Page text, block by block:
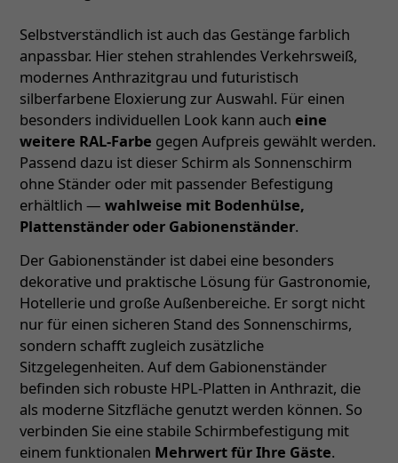
Selbstverständlich ist auch das Gestänge farblich
anpassbar. Hier stehen strahlendes Verkehrsweiß,
modernes Anthrazitgrau und futuristisch
silberfarbene Eloxierung zur Auswahl. Für einen
besonders individuellen Look kann auch eine
weitere RAL-Farbe gegen Aufpreis gewählt werden.
Passend dazu ist dieser Schirm als Sonnenschirm
ohne Ständer oder mit passender Befestigung
erhältlich — wahlweise mit Bodenhülse,
Plattenständer oder Gabionenständer.
Der Gabionenständer ist dabei eine besonders
dekorative und praktische Lösung für Gastronomie,
Hotellerie und große Außenbereiche. Er sorgt nicht
nur für einen sicheren Stand des Sonnenschirms,
sondern schafft zugleich zusätzliche
Sitzgelegenheiten. Auf dem Gabionenständer
befinden sich robuste HPL-Platten in Anthrazit, die
als moderne Sitzfläche genutzt werden können. So
verbinden Sie eine stabile Schirmbefestigung mit
einem funktionalen Mehrwert für Ihre Gäste.